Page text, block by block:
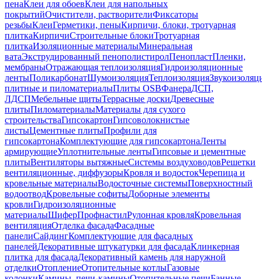
пенаКлеи для обоевКлеи для напольных
покрытийОчистители, растворителиФиксаторы
резьбыКлеиГерметики, пеныКирпичи, блоки, тротуарная
плиткаКирпичиСтроительные блокиТротуарная
плиткаИзоляционные материалыМинеральная
ватаЭкструдированный пенополистиролПенопластПленки,
мембраныОтражающая теплоизоляцияГидроизоляционные
лентыПоликарбонатШумоизоляцияТеплоизоляция
плитные и пиломатериалыПлиты OSBФанераДСП,
ЛДСПМебельные щитыТеррасные доскиДревесные
плитыПиломатериалыМатериалы для сухого
строительстваГипсокартонГипсоволокнистые
листыЦементные плитыПрофили для
гипсокартонаКомплектующие для гипсокартонаЛенты
армирующиеУплотнительные лентыГипсовые и цементные
плитыВентиляторы вытяжныеСистемы воздуховодовРешетки
вентиляционные, диффузорыКровля и водостокЧерепица и
кровельные материалыВодосточные системыПоверхностный
водоотводКровельные софитыДоборные элементы
кровлиГидроизоляционные
материалыШиферПрофнастилРулонная кровляКровельная
вентиляцияОтделка фасадаФасадные
панелиСайдингКомплектующие для фасадных
панелейДекоративные штукатурки для фасадаКлинкерная
плитка для фасадаДекоративный камень для наружной
отделкиОтоплениеОтопительные котлыГазовые